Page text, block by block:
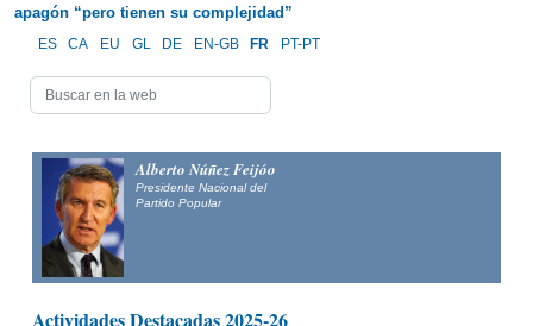
apagón “pero tienen su complejidad”
ES CA EU GL DE EN-GB FR PT-PT
Alberto Núñez Feijóo
Presidente Nacional del
Partido Popular
Actividades Destacadas 2025-26